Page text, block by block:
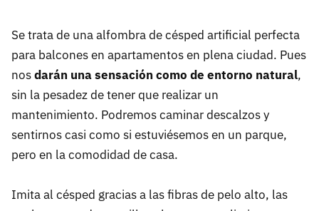
Se trata de una alfombra de césped artificial perfecta
para balcones en apartamentos en plena ciudad. Pues
nosdarán una sensación como de entorno natural,
sin la pesadez de tener que realizar un
mantenimiento. Podremos caminar descalzos y
sentirnos casi como si estuviésemos en un parque,
pero en la comodidad de casa.
Imita al césped gracias a las fibras de pelo alto, las